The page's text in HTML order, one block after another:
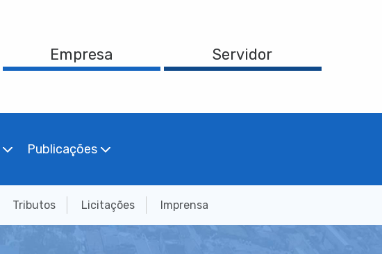
Empresa Servidor
Publicações
Tributos Licitações Imprensa